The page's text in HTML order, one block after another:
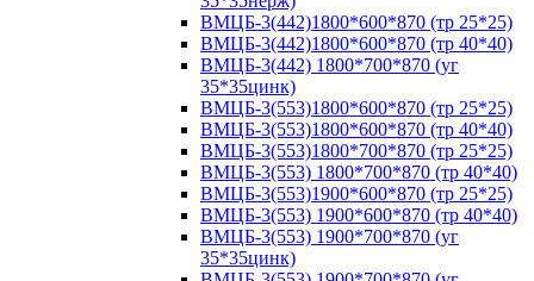
ВМЦБ-3(442)1800*600*870 (тр 25*25)
ВМЦБ-3(442)1800*600*870 (тр 40*40)
ВМЦБ-3(442) 1800*700*870 (уг
35*35цинк)
ВМЦБ-3(553)1800*600*870 (тр 25*25)
ВМЦБ-3(553)1800*600*870 (тр 40*40)
ВМЦБ-3(553)1800*700*870 (тр 25*25)
ВМЦБ-3(553) 1800*700*870 (тр 40*40)
ВМЦБ-3(553)1900*600*870 (тр 25*25)
ВМЦБ-3(553) 1900*600*870 (тр 40*40)
ВМЦБ-3(553) 1900*700*870 (уг
35*35цинк)